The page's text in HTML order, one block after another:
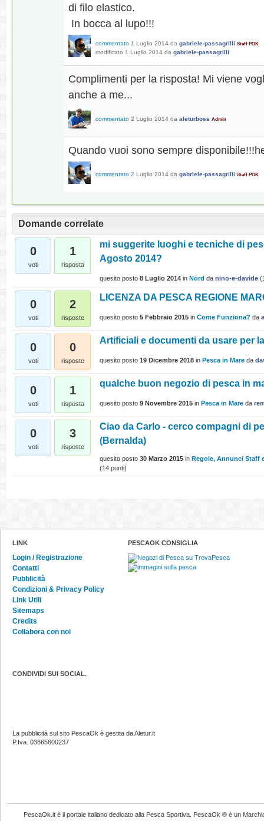
di filo elastico.
In bocca al lupo!!!
commentato 1 Luglio 2014 da gabriele-passagrilli Staff POK
modificato 1 Luglio 2014 da gabriele-passagrilli
Complimenti per la risposta! Mi viene
anche a me...
commentato 2 Luglio 2014 da aleturboss Admin
Quando vuoi sono sempre
commentato 2 Luglio 2014 da gabriele-passagrilli Staff POK
Domande correlate
0
voti
1
risposta
mi suggerite luoghi e tecniche di
Agosto 2014?
quesito posto 8 Luglio 2014 in Nord da nino-e-davide (
0
voti
2
risposte
LICENZA DA PESCA REGIONE
quesito posto 5 Febbraio 2015 in Come Funziona? da
0
voti
0
risposte
Artificiali e documenti da usare per
quesito posto 19 Dicembre 2018 in Pesca in Mare da
0
voti
1
risposta
qualche buon negozio di pesca in
quesito posto 9 Novembre 2015 in Pesca in Mare da
0
voti
3
risposte
Ciao da Carlo - cerco compagni di
(Bernalda)
quesito posto 30 Marzo 2015 in Regole, Annunci Staff
(14 punti)
LINK
Login / Registrazione
Contatti
Pubblicità
Condizioni & Privacy Policy
Link Utili
Sitemaps
Credits
Collabora con noi
PESCAOK CONSIGLIA
CONDIVIDI SUI SOCIAL.
La pubblicità sul sito PescaOk è gestita da Aletur.it
P.Iva. 03865600237
PescaOk.it è il portale italiano dedicato alla Pesca Sportiva. PescaOk ® è un